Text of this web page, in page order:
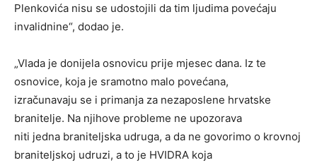
Plenkovića nisu se udostojili da tim ljudima povećaju
invalidnine“, dodao je.
„Vlada je donijela osnovicu prije mjesec dana. Iz te
osnovice, koja je sramotno malo povećana,
izračunavaju se i primanja za nezaposlene hrvatske
branitelje. Na njihove probleme ne upozorava
niti jedna braniteljska udruga, a da ne govorimo o krovnoj
braniteljskoj udruzi, a to je HVIDRA koja